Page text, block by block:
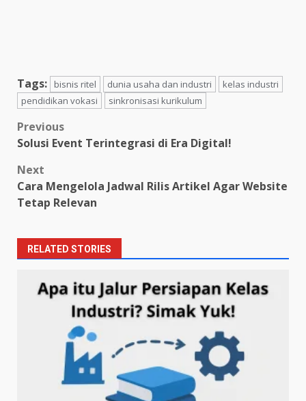
Tags: bisnis ritel dunia usaha dan industri
kelas industri
pendidikan vokasi
sinkronisasi kurikulum
Post
Previous
Solusi Event Terintegrasi di Era Digital!
Next
Cara Mengelola Jadwal Rilis Artikel Agar Website
Tetap Relevan
RELATED STORIES